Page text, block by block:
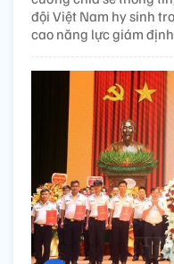
đội Việt Nam hy sinh
cao năng lực giám